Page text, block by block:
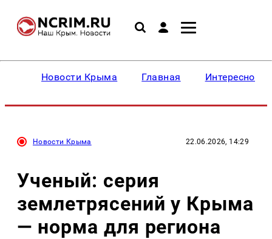
Новости Крыма Главная Интересное
Новости Крыма 22.06.2026, 14:29
Ученый: серия
землетрясений у Крыма
— норма для региона